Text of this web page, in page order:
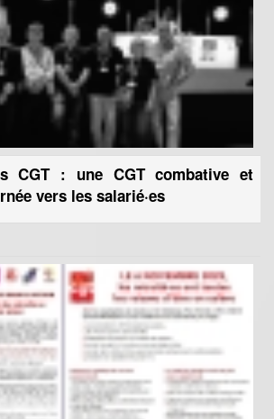
CGT : une CGT combative et
vers les salarié·es